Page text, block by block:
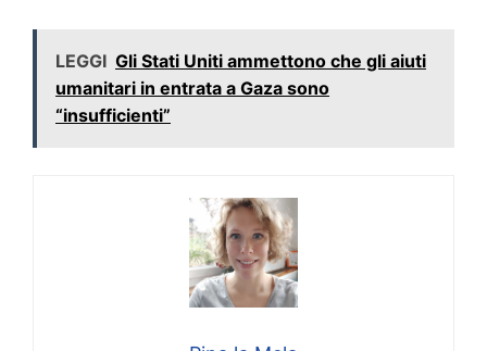
LEGGI Gli Stati Uniti ammettono che gli aiuti
umanitari in entrata a Gaza sono
“insufficienti”